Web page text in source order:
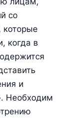
со
которые
когда в
и
Необходим